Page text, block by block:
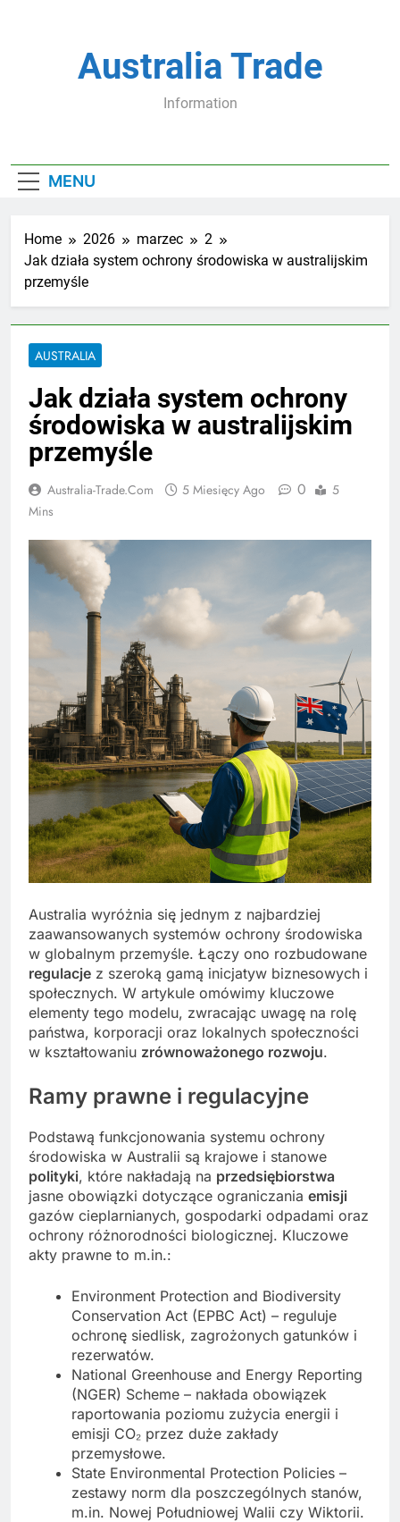
Australia Trade
Information
MENU
Home 2026 marzec
2
Jak działa system ochrony środowiska w australijskim
przemyśle
AUSTRALIA
Jak działa system ochrony
środowiska w australijskim
przemyśle
Australia-Trade.com 5 Miesięcy Ago 0
5
Mins
Australia wyróżnia się jednym z najbardziej
zaawansowanych systemów ochrony środowiska
w globalnym przemyśle. Łączy ono rozbudowane
regulacje z szeroką gamą inicjatyw biznesowych i
społecznych. W artykule omówimy kluczowe
elementy tego modelu, zwracając uwagę na rolę
państwa, korporacji oraz lokalnych społeczności
w kształtowaniu zrównoważonego rozwoju.
Ramy prawne i regulacyjne
Podstawą funkcjonowania systemu ochrony
środowiska w Australii są krajowe i stanowe
polityki, które nakładają na przedsiębiorstwa
jasne obowiązki dotyczące ograniczania emisji
gazów cieplarnianych, gospodarki odpadami oraz
ochrony różnorodności biologicznej. Kluczowe
akty prawne to m.in.:
Environment Protection and Biodiversity
Conservation Act (EPBC Act) – reguluje
ochronę siedlisk, zagrożonych gatunków i
rezerwatów.
National Greenhouse and Energy Reporting
(NGER) Scheme – nakłada obowiązek
raportowania poziomu zużycia energii i
emisji CO₂ przez duże zakłady
przemysłowe.
State Environmental Protection Policies –
zestawy norm dla poszczególnych stanów,
m.in. Nowej Południowej Walii czy Wiktorii.